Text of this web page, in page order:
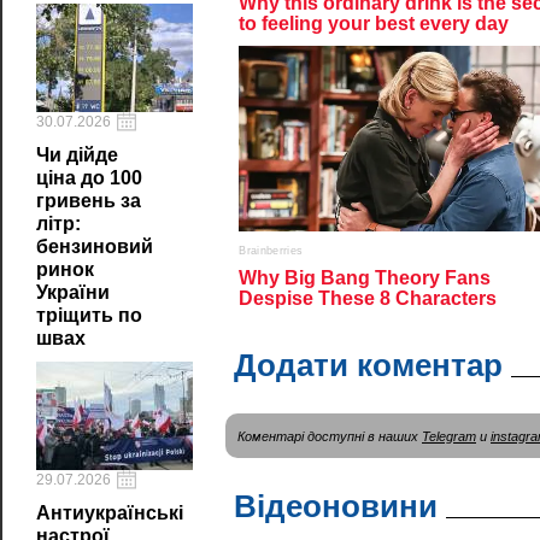
30.07.2026
Чи дійде
ціна до 100
гривень за
літр:
бензиновий
ринок
України
тріщить по
швах
29.07.2026
Антиукраїнські
настрої
Додати коментар
Коментарі доступні в наших Telegram и
Відеоновини